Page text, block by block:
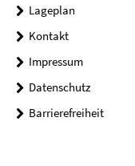
Lageplan
Kontakt
Impressum
Datenschutz
Barrierefreiheit